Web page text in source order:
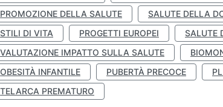
PROMOZIONE DELLA SALUTE
SALUTE DELLA
STILI DI VITA
PROGETTI EUROPEI SALUTE
VALUTAZIONE IMPATTO SULLA SALUTE
OBESITÀ INFANTILE
PUBERTÀ PRECOCE
TELARCA PREMATURO